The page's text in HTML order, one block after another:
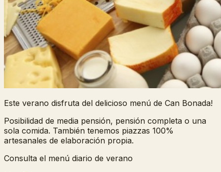
Este verano disfruta del delicioso menú de Can Bonada!
Posibilidad de media pensión, pensión completa o una
sola comida. También tenemos piazzas 100%
artesanales de elaboración propia.
Consulta el menú diario de verano